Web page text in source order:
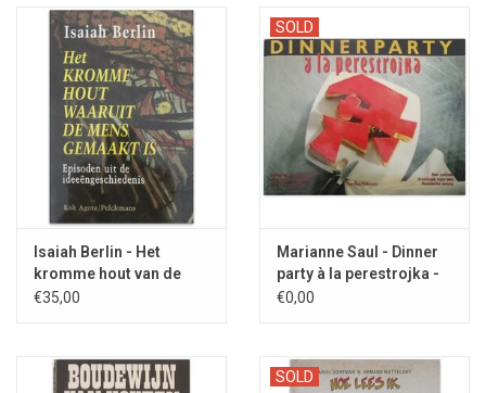
Isaiah Berlin - Het
kromme hout van de
mens - 1994
€35,00
SOLD
Marianne Saul - Dinner
party à la perestrojka -
1990
€0,00
SOLD